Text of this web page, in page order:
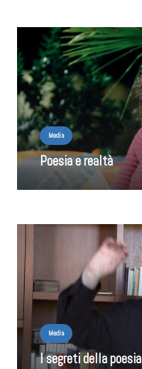
Media
Poesia e realtà
Media
I segreti della poesia